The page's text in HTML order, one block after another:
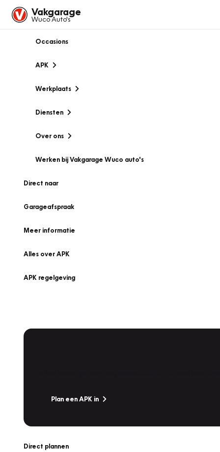
Vakgarage
Wuco Auto's
Occasions
APK
Werkplaats
Diensten
Over ons
Werken bij Vakgarage Wuco auto's
Direct naar
Garageafspraak
Meer informatie
Alles over APK
APK regelgeving
Plan een APK in
Direct plannen